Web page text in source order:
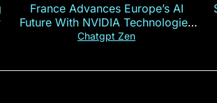
France Advances Europe’s AI
Future With NVIDIA Technologies
— Explained in 60s
Chatgpt Zen